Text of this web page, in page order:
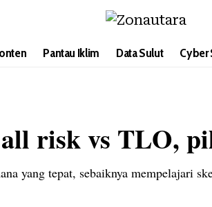
Pantau Iklim Data Sulut Cyber
risk vs TLO,
yang tepat, sebaiknya mempelajari